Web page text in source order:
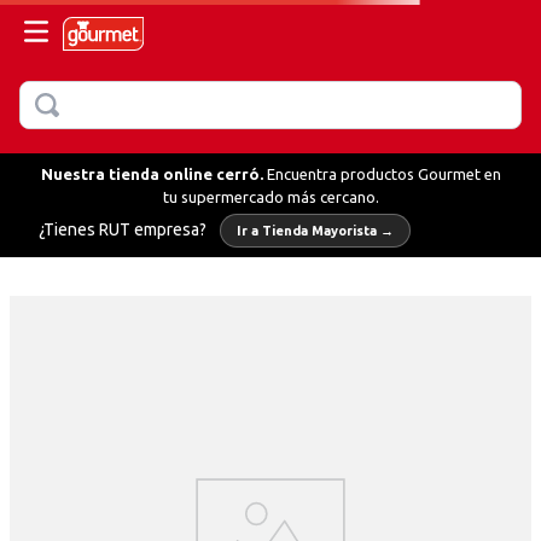
BUSCAR
BUSCADOS
Nuestra tienda online cerró.Encuentra productos Gourmet en
tu supermercado más cercano.
¿Tienes RUT empresa? Ir a Tienda Mayorista →